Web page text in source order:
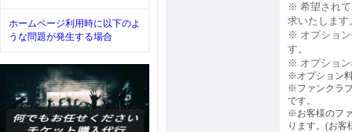
ホームページ利用時に以下のよ
うな問題が発生する場合
※ 希望され
求いたします
※ オプショ
す。
※ オプショ
※オプション
※ファンクラ
です。
※お客様のフ
ります。(お客